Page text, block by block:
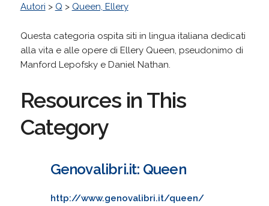
Autori > Q > Queen, Ellery
Questa categoria ospita siti in lingua italiana dedicati
alla vita e alle opere di Ellery Queen, pseudonimo di
Manford Lepofsky e Daniel Nathan.
Resources in This
Category
Genovalibri.it: Queen
http://www.genovalibri.it/queen/